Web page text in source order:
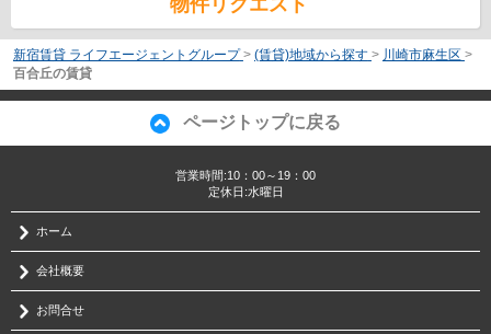
新宿賃貸 ライフエージェントグループ > (賃貸)地域から探す > 川崎市麻生区 >
百合丘の賃貸
ページトップに戻る
営業時間:10：00～19：00
定休日:水曜日
ホーム
会社概要
お問合せ